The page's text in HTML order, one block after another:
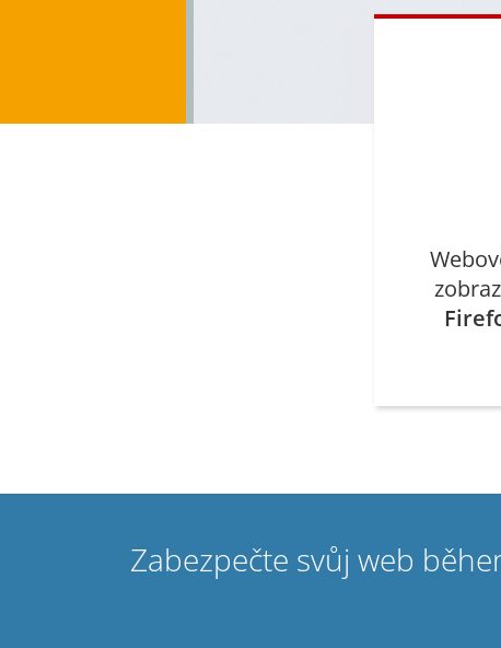
Zabezpečte svůj web